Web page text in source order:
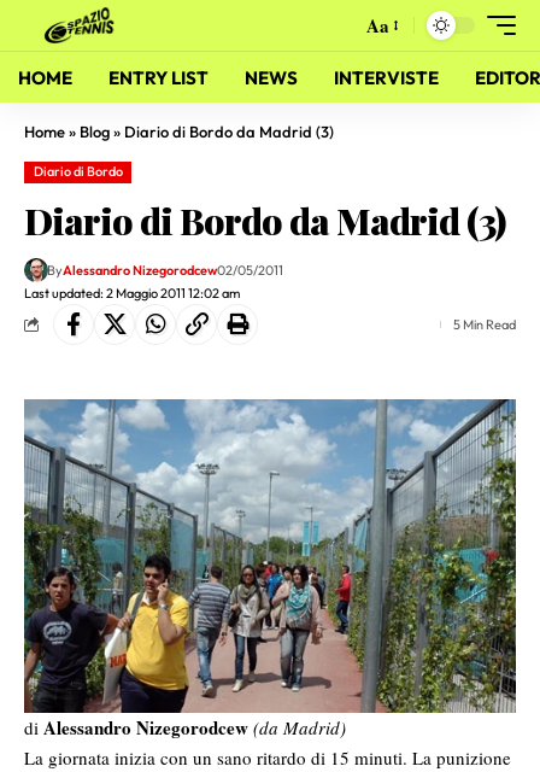
Aa
HOME ENTRY LIST NEWS INTERVISTE
Home» Blog» Diario di Bordo da Madrid (3)
Diario di Bordo
Diario di Bordo da Madrid (3)
Last updated: 2 Maggio 2011 12:02 am
ByAlessandro Nizegorodcew02/05/2011
5 Min Read
di Alessandro Nizegorodcew (da Madrid)
La giornata inizia con un sano ritardo di 15 minuti. La punizione